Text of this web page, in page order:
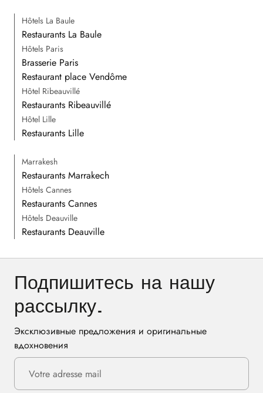
Hôtels La Baule
Restaurants La Baule
Hôtels Paris
Brasserie Paris
Restaurant place Vendôme
Hôtel Ribeauvillé
Restaurants Ribeauvillé
Hôtel Lille
Restaurants Lille
Marrakesh
Restaurants Marrakech
Hôtels Cannes
Restaurants Cannes
Hôtels Deauville
Restaurants Deauville
Подпишитесь на нашу
рассылку.
Эксклюзивные предложения и оригинальные
вдохновения